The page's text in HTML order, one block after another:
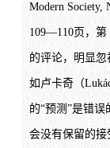
Modern Society,
109—110页，第
的评论，明显
如卢卡奇（
的“预测”是错误
会没有保留的